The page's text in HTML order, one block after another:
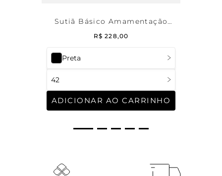
Preta
42
ADICIONAR AO CARRINHO
Sutiã Básico Amamentação
Comfy
R$ 228,00